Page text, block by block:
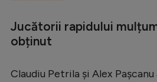
Stranieri
Jucătorii rapidului
obținut
Claudiu Petrila și Alex